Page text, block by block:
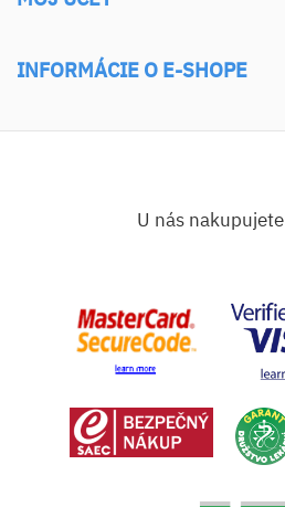
INFORMÁCIE O E-SHOPE
U nás nakupujete